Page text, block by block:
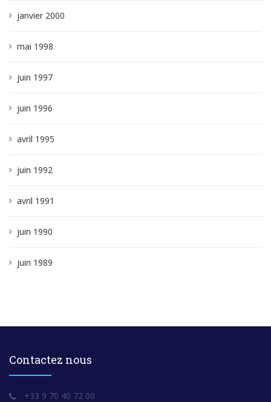
janvier 2000
mai 1998
juin 1997
juin 1996
avril 1995
juin 1992
avril 1991
juin 1990
juin 1989
Contactez nous
+33 9 70 40 72 00